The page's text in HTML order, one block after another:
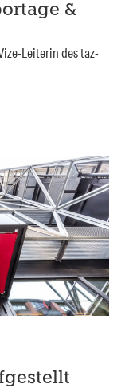
&
Leiterin des taz-